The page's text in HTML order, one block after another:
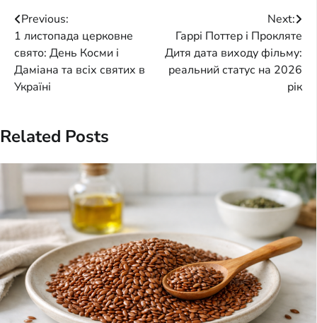
Post
navigation
Previous:
1 листопада церковне
свято: День Косми і
Даміана та всіх святих в
Україні
Next:
Гаррі Поттер і Прокляте
Дитя дата виходу фільму:
реальний статус на 2026
рік
Related Posts